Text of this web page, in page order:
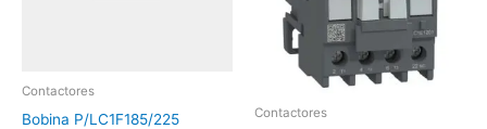
Contactores
Bobina P/LC1F185/225
Contactores